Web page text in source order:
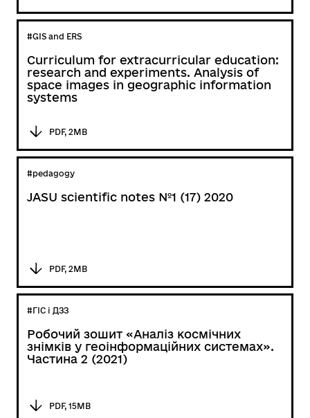
#GIS and ERS
Curriculum for extracurricular education:
research and experiments. Analysis of
space images in geographic information
systems
PDF, 2MB
#pedagogy
JASU scientific notes №1 (17) 2020
PDF, 2MB
#ГІС і ДЗЗ
Робочий зошит «Аналіз космічних
знімків у геоінформаційних системах».
Частина 2 (2021)
PDF, 15MB